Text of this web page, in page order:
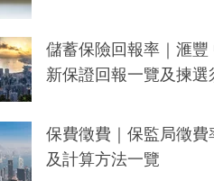
儲蓄保險回報率｜滙豐
新保證回報一覽及揀選
保費徵費｜保監局徵費
及計算方法一覽